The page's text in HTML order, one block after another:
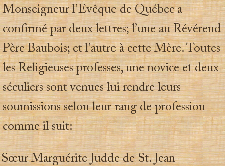
Monseigneur l’Evêque de Québec a
confirmé par deux lettres; l’une au Révérend
Père Baubois; et l’autre à cette Mère. Toutes
les Religieuses professes, une novice et deux
séculiers sont venues lui rendre leurs
soumissions selon leur rang de profession
comme il suit:
Sœur Marguérite Judde de St. Jean